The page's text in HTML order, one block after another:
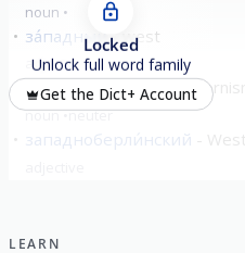
noun
за́падный west
adjective
за́падничество westernism
noun neuter
западноберли́нский
Locked
Unlock full word family
Get the Dict+ Account
LEARN